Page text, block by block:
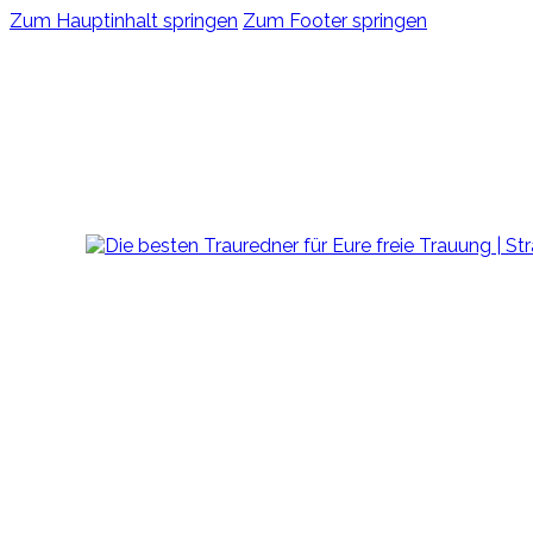
Zum Hauptinhalt springen Zum Footer springen